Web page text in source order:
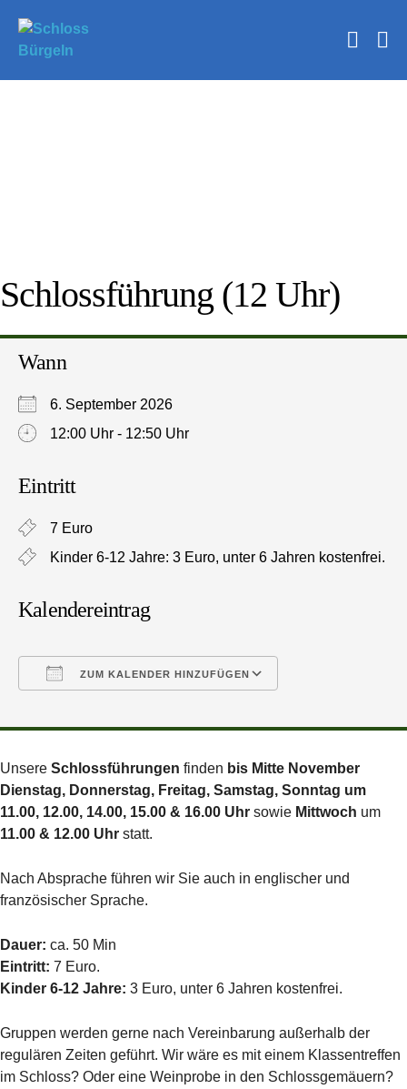
Inhalt
springen
Schlossführung (12 Uhr)
Wann
6. September 2026
12:00 Uhr - 12:50 Uhr
Eintritt
7 Euro
Kinder 6-12 Jahre: 3 Euro, unter 6 Jahren kostenfrei.
Kalendereintrag
ZUM KALENDER HINZUFÜGEN
Unsere Schlossführungen finden bis Mitte November
Dienstag, Donnerstag, Freitag, Samstag, Sonntag um
11.00, 12.00, 14.00, 15.00 & 16.00 Uhr sowie Mittwoch um
11.00 & 12.00 Uhr statt.
Nach Absprache führen wir Sie auch in englischer und
französischer Sprache.
Dauer: ca. 50 Min
Eintritt: 7 Euro.
Kinder 6-12 Jahre: 3 Euro, unter 6 Jahren kostenfrei.
Gruppen werden gerne nach Vereinbarung außerhalb der
regulären Zeiten geführt. Wir wäre es mit einem Klassentreffen
im Schloss? Oder eine Weinprobe in den Schlossgemäuern?